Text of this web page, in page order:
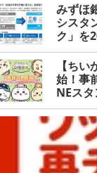
みずほ
シスタ
ク」を
【ち
始！事
NEス